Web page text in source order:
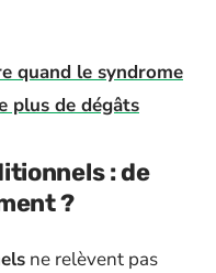
quand le syndrome
plus de dégâts
: de
?
ne relèvent pas